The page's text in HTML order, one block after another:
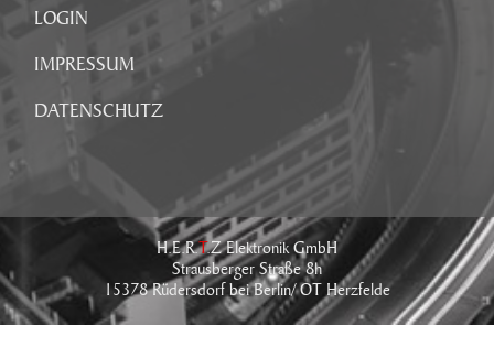
LOGIN
IMPRESSUM
DATENSCHUTZ
H.E.R.T.Z Elektronik GmbH
Strausberger Straße 8h
15378 Rüdersdorf bei Berlin/ OT Herzfelde